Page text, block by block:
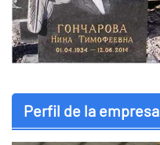
Perfil de la empresa